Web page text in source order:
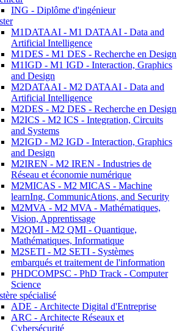
ING - Diplôme d'ingénieur
M1DATAAI - M1 DATAAI - Data and
Artificial Intelligence
M1DES - M1 DES - Recherche en Design
M1IGD - M1 IGD - Interaction, Graphics
and Design
M2DATAAI - M2 DATAAI - Data and
Artificial Intelligence
M2DES - M2 DES - Recherche en Design
M2ICS - M2 ICS - Integration, Circuits
and Systems
M2IGD - M2 IGD - Interaction, Graphics
and Design
M2IREN - M2 IREN - Industries de
Réseau et économie numérique
M2MICAS - M2 MICAS - Machine
learnIng, CommunicAtions, and Security
M2MVA - M2 MVA - Mathématiques,
Vision, Apprentissage
M2QMI - M2 QMI - Quantique,
Mathématiques, Informatique
M2SETI - M2 SETI - Systèmes
embarqués et traitement de l'information
PHDCOMPSC - PhD Track - Computer
Science
spécialisé
ADE - Architecte Digital d'Entreprise
ARC - Architecte Réseaux et
Cybersécurité